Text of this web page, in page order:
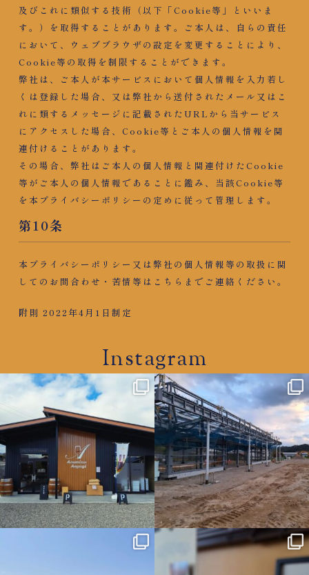
及びこれに類似する技術（以下「Cookie等」といいま
す。）を取得することがあります。ご本人は、自らの責任
において、ウェブブラウザの設定を変更することにより、
Cookie等の取得を制限することができます。
弊社は、ご本人が本サービスにおいて個人情報を入力若し
くは登録した場合、又は弊社から送付されたメール又はこ
れに類するメッセージに記載されたURLから当サービス
にアクセスした場合、Cookie等とご本人の個人情報を関
連付けることがあります。
その場合、弊社はご本人の個人情報と関連付けたCookie
等がご本人の個人情報であることに鑑み、当該Cookie等
を本プライバシーポリシーの定めに従って管理します。
第10条
本プライバシーポリシー又は弊社の個人情報等の取扱に関
してのお問合わせ・苦情等は こちら までご連絡ください。
附則 2022年4月1日制定
Instagram
azumino.aoyagi
11月 29
azumino.aoyagi
11月 27
azumino.aoyagi